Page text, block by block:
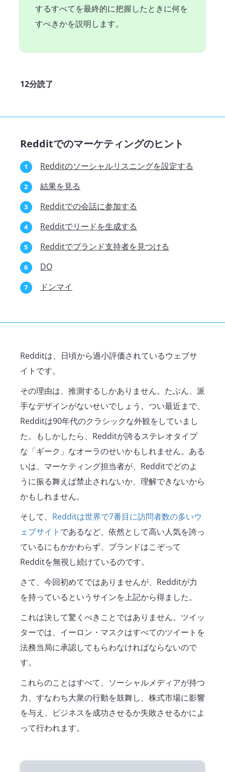
するすべてを最終的に把握したときに何を
すべきかを説明します。
12分読了
Redditでのマーケティングのヒント
Redditのソーシャルリスニングを設定する
結果を見る
Redditでの会話に参加する
Redditでリードを生成する
Redditでブランド支持者を見つける
DO
ドンマイ
Redditは、日頃から過小評価されているウェブサ
イトです。
その理由は、推測するしかありません。たぶん、派
手なデザインがないせいでしょう。つい最近まで、
Redditは90年代のクラシックな外観をしていまし
た。もしかしたら、Redditが誇るステレオタイプ
な「ギーク」なオーラのせいかもしれません。ある
いは、マーケティング担当者が、Redditでどのよ
うに振る舞えば禁止されないか、理解できないから
かもしれません。
そして、 Redditは世界で7番目に訪問者数の多いウ
ェブサイト であるなど、依然として高い人気を誇っ
ているにもかかわらず、ブランドはこぞって
Redditを無視し続けているのです。
さて、今回初めてではありませんが、Redditが力
を持っているというサインを上記から得ました。
これは決して驚くべきことではありません。ツイッ
ターでは、イーロン・マスクはすべてのツイートを
法務当局に承認してもらわなければならないので
す。
これらのことはすべて、ソーシャルメディアが持つ
力、すなわち大衆の行動を鼓舞し、株式市場に影響
を与え、ビジネスを成功させるか失敗させるかによ
って行われます。